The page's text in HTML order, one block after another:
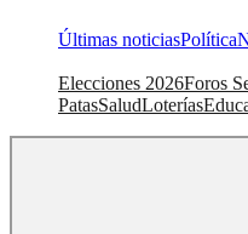
Últimas noticiasPolítica
Elecciones 2026Foros
PatasSaludLoterías